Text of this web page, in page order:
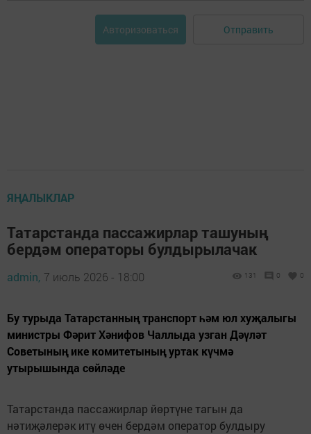
Авторизоваться Отправить
ЯҢАЛЫКЛАР
Татарстанда пассажирлар ташуның
бердәм операторы булдырылачак
admin, 7 июль 2026 - 18:00 131 0 0
Бу турыда Татарстанның транспорт һәм юл хуҗалыгы
министры Фәрит Хәнифов Чаллыда узган Дәүләт
Советының ике комитетының уртак күчмә
утырышында сөйләде
Татарстанда пассажирлар йөртүне тагын да
нәтиҗәлерәк итү өчен бердәм оператор булдыру